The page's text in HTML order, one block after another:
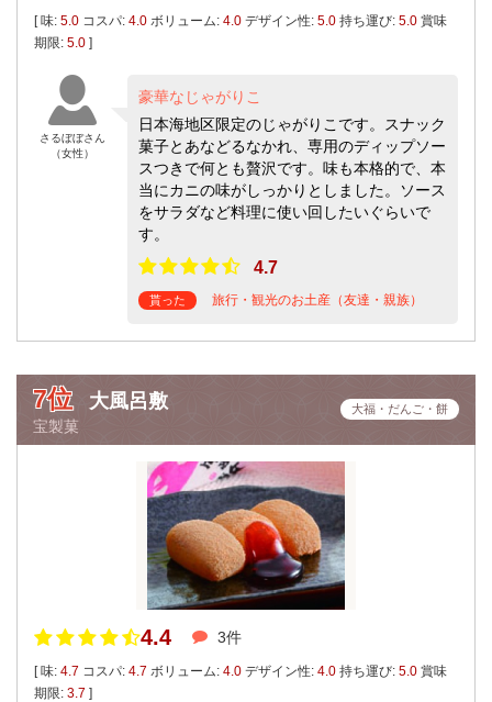
[ 味: 5.0 コスパ: 4.0 ボリューム: 4.0 デザイン性: 5.0 持ち運び: 5.0 賞味
期限: 5.0 ]
さるぼぼさん
（女性）
豪華なじゃがりこ
日本海地区限定のじゃがりこです。スナック
菓子とあなどるなかれ、専用のディップソー
スつきで何とも贅沢です。味も本格的で、本
当にカニの味がしっかりとしました。ソース
をサラダなど料理に使い回したいぐらいで
す。
4.7
貰った 旅行・観光のお土産（友達・親族）
7位 大風呂敷
宝製菓
大福・だんご・餅
4.4 3件
[ 味: 4.7 コスパ: 4.7 ボリューム: 4.0 デザイン性: 4.0 持ち運び: 5.0 賞味
期限: 3.7 ]